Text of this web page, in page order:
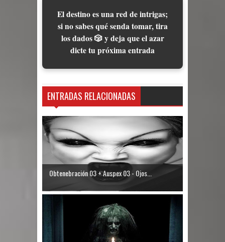
El destino es una red de intrigas;
si no sabes qué senda tomar, tira
los dados 🎲 y deja que el azar
dicte tu próxima entrada
ENTRADAS RELACIONADAS
Obtenebración 03 + Auspex 03 - Ojos...